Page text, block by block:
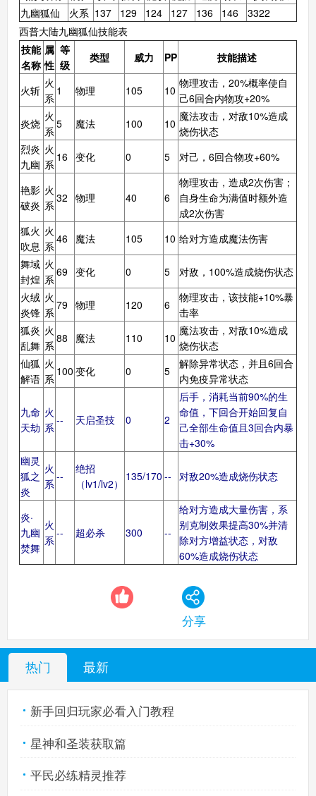
西普大陆手机版 搜
九幽狐仙
火系 137 129 124 127 136 146
3322
西普大陆九幽狐仙技能表
技能
名称
属
性
等
级
类型 威力 PP 技能描述
火斩
火
系
1 物理 105 10
物理攻击，20%概率使自
己6回合内物攻+20%
炎烧
火
系
5 魔法 100 10
魔法攻击，对敌10%造成
烧伤状态
烈炎
九幽
火
系
16 变化 0 5 对己，6回合物攻+60%
艳影
破炎
火
系
32 物理 40 6
物理攻击，造成2次伤害；
自身生命为满值时额外造
成2次伤害
狐火
吹息
火
系
46 魔法 105 10 给对方造成魔法伤害
舞域
封煌
火
系
69 变化 0 5
对敌，100%造成烧伤状态
火绒
炎锋
火
系
79 物理 120 6
物理攻击，该技能+10%暴
击率
狐炎
乱舞
火
系
88 魔法 110 10
魔法攻击，对敌10%造成
烧伤状态
仙狐
解语
火
系
100 变化 0 5
解除异常状态，并且6回合
内免疫异常状态
九命
天劫
火
系
-- 天启圣技 0 2
后手，消耗当前90%的生
命值，下回合开始回复自
己全部生命值且3回合内暴
击+30%
幽灵
狐之
炎
火
系
--
绝招
（lv1/lv2）
135/170 -- 对敌20%造成烧伤状态
炎·
九幽
焚舞
火
系
-- 超必杀 300 --
给对方造成大量伤害，系
别克制效果提高30%并清
除对方增益状态，对敌
60%造成烧伤状态
分享
热门 最新
新手回归玩家必看入门教程
星神和圣装获取篇
平民必练精灵推荐